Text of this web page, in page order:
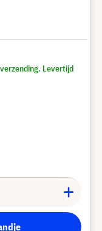
Levertijd